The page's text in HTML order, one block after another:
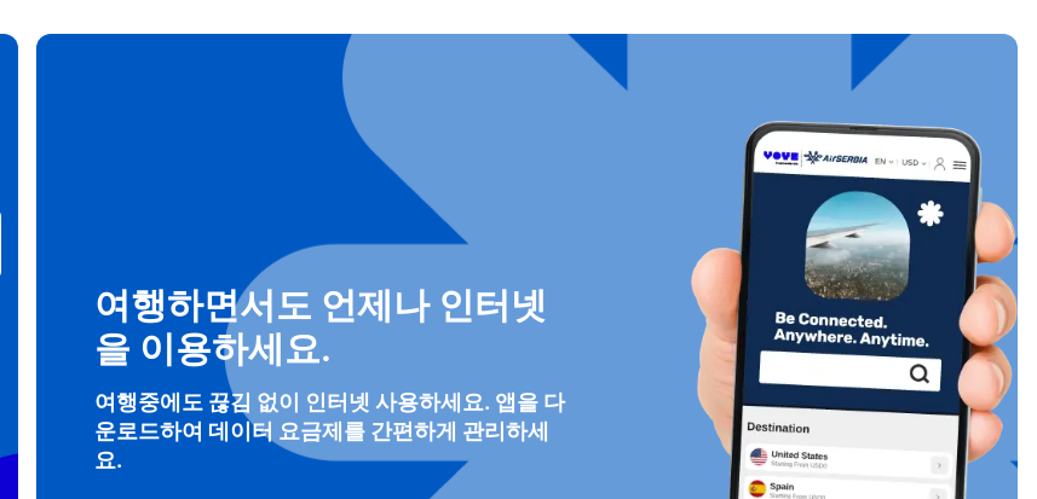
팝업 닫기
my eSim?
eSIM, start by checking if your device supports eSIM technology.
여행하면서도 언제나 인터넷
을 이용하세요.
여행중에도 끊김 없이 인터넷 사용하세요. 앱을 다
운로드하여 데이터 요금제를 간편하게 관리하세
요.
로그인 또는 회원가입
계정을 계속 이용하거나 몇 초 만에 새로 만드세요.